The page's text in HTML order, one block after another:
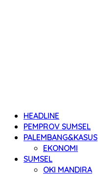
HEADLINE
PEMPROV SUMSEL
PALEMBANG&KASUS
EKONOMI
SUMSEL
OKI MANDIRA